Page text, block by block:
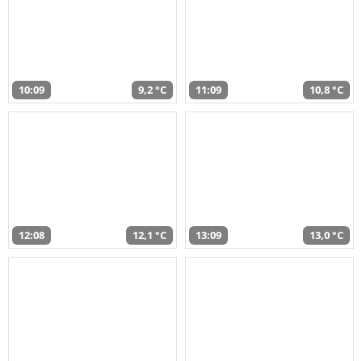
10:09 9,2 °C 11:09 10,8 °C
12:08 12,1 °C 13:09 13,0 °C